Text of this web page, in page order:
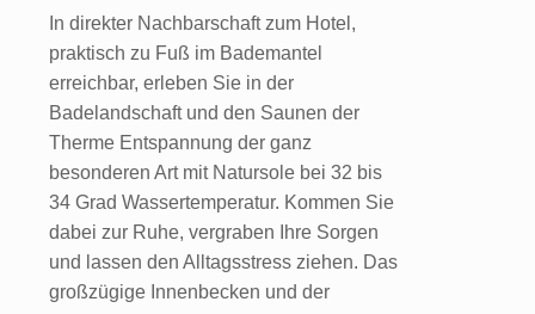
In direkter Nachbarschaft zum Hotel,
praktisch zu Fuß im Bademantel
erreichbar, erleben Sie in der
Badelandschaft und den Saunen der
Therme Entspannung der ganz
besonderen Art mit Natursole bei 32 bis
34 Grad Wassertemperatur. Kommen Sie
dabei zur Ruhe, vergraben Ihre Sorgen
und lassen den Alltagsstress ziehen. Das
großzügige Innenbecken und der